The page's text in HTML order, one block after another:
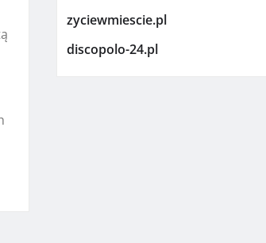
zyciewmiescie.pl
discopolo-24.pl